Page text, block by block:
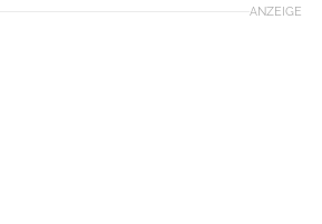
ANZEIGE